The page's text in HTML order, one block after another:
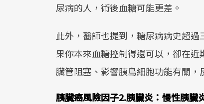
尿病的人，術後血糖可能更差。
此外，醫師也提到，糖尿病病史超
果你本來血糖控制得還可以，卻在
臟管阻塞、影響胰島細胞功能有關，
胰臟癌風險因子2.胰臟炎：慢性胰臟